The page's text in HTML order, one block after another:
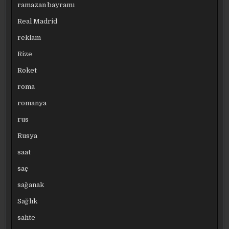
ramazan bayramı
Real Madrid
reklam
Rize
Roket
roma
romanya
rus
Rusya
saat
saç
sağanak
Sağlık
sahte